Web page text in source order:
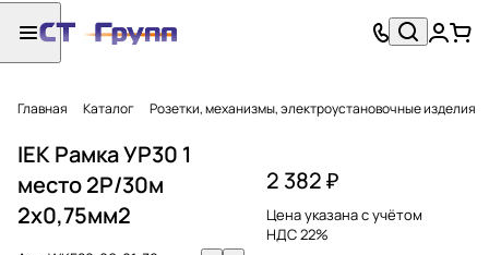
Главная Каталог Розетки, механизмы, электроустановочные изделия
IEK Рамка УР30 1
место 2P/30м
2х0,75мм2
2 382 ₽
Цена указана с учётом
НДС 22%